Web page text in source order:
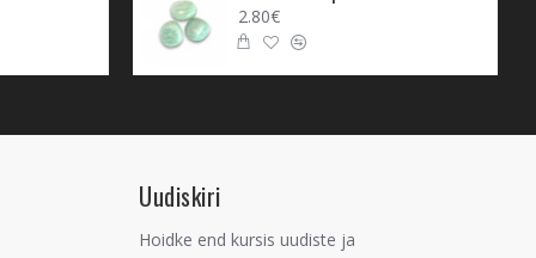
2.80€
Uudiskiri
Hoidke end kursis uudiste ja